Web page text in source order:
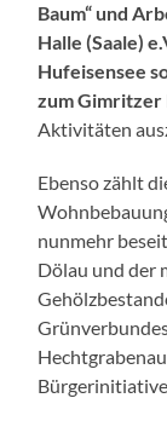
Baum“ und
Halle (Saale)
Hufeisensee
zum Gimritzer
Aktivitäten
Ebenso zählt
nunmehr
Dölau und der